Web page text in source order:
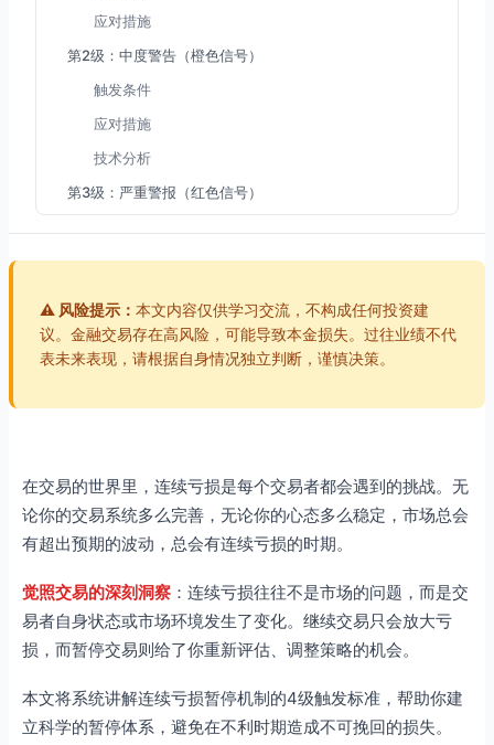
应对措施
第2级：中度警告（橙色信号）
触发条件
应对措施
技术分析
第3级：严重警报（红色信号）
应对措施
第4级：危机干预（黑色信号）
触发条件
暂停的四个层次
暂停时做什么？
案例背景
如何建立你的暂停机制？
步骤1：定义你的触发标准
⚠️ 风险提示： 本文内容仅供学习交流，不构成任何投资建
议。金融交易存在高风险，可能导致本金损失。过往业绩不代
表未来表现，请根据自身情况独立判断，谨慎决策。
在交易的世界里，连续亏损是每个交易者都会遇到的挑战。无
论你的交易系统多么完善，无论你的心态多么稳定，市场总会
有超出预期的波动，总会有连续亏损的时期。
觉照交易的深刻洞察 ：连续亏损往往不是市场的问题，而是交
易者自身状态或市场环境发生了变化。继续交易只会放大亏
损，而暂停交易则给了你重新评估、调整策略的机会。
本文将系统讲解连续亏损暂停机制的4级触发标准，帮助你建
立科学的暂停体系，避免在不利时期造成不可挽回的损失。